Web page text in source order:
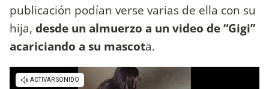
publicación podían verse varias de ella con su
hija, desde un almuerzo a un video de “Gigi”
acariciando a su mascota.